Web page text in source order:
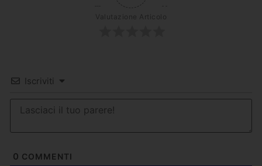
Valutazione Articolo
Iscriviti
0 COMMENTI